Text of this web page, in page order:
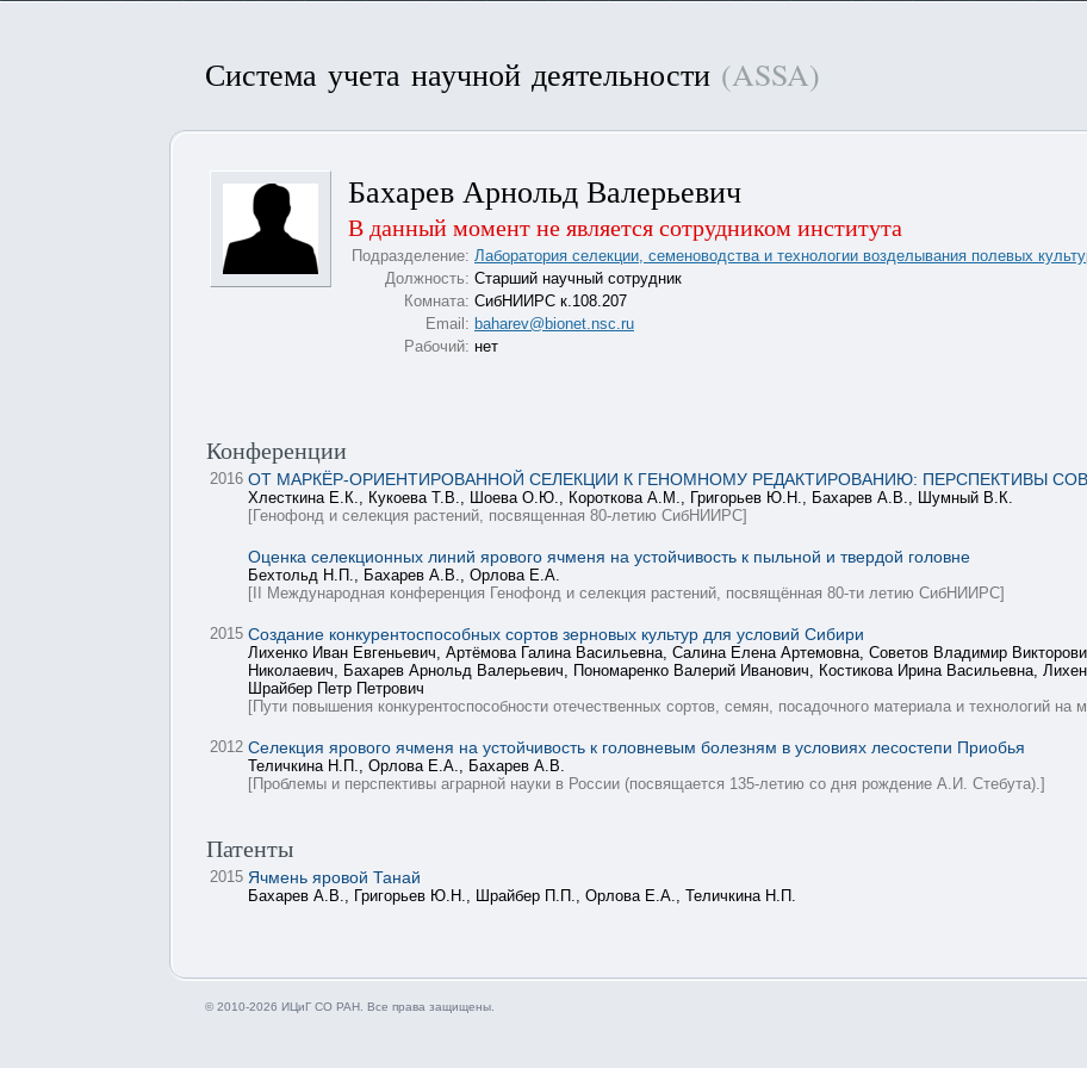
Система учета научной деятельности (ASSA)
Бахарев Арнольд Валерьевич
В данный момент не является сотрудником института
Подразделение: Лаборатория селекции, семеноводства и технологии возделывания полевых
Должность: Старший научный сотрудник
Комната: СибНИИРС к.108.207
Email: baharev@bionet.nsc.ru
Рабочий: нет
Конференции
2016 ОТ МАРКЁР-ОРИЕНТИРОВАННОЙ СЕЛЕКЦИИ К ГЕНОМНОМУ РЕДАКТИРОВАНИЮ: ПЕРСПЕКТИВЫ
Хлесткина Е.К., Кукоева Т.В., Шоева О.Ю., Короткова А.М., Григорьев Ю.Н., Бахарев А.В., Шумный В.К.
[Генофонд и селекция растений, посвященная 80-летию СибНИИРС]
Оценка селекционных линий ярового ячменя на устойчивость к пыльной и твердой головне
Бехтольд Н.П., Бахарев А.В., Орлова Е.А.
[II Международная конференция Генофонд и селекция растений, посвящённая 80-ти летию СибНИИРС]
2015 Создание конкурентоспособных сортов зерновых культур для условий Сибири
Лихенко Иван Евгеньевич, Артёмова Галина Васильевна, Салина Елена Артемовна, Советов Владимир
Николаевич, Бахарев Арнольд Валерьевич, Пономаренко Валерий Иванович, Костикова Ирина Васильевна,
Шрайбер Петр Петрович
[Пути повышения конкурентоспособности отечественных сортов, семян, посадочного материала и технологий на
2012 Селекция ярового ячменя на устойчивость к головневым болезням в условиях лесостепи Приобья
Теличкина Н.П., Орлова Е.А., Бахарев А.В.
[Проблемы и перспективы аграрной науки в России (посвящается 135-летию со дня рождение А.И. Стебута).]
Патенты
2015 Ячмень яровой Танай
Бахарев А.В., Григорьев Ю.Н., Шрайбер П.П., Орлова Е.А., Теличкина Н.П.
© 2010-2026 ИЦиГ СО РАН. Все права защищены.